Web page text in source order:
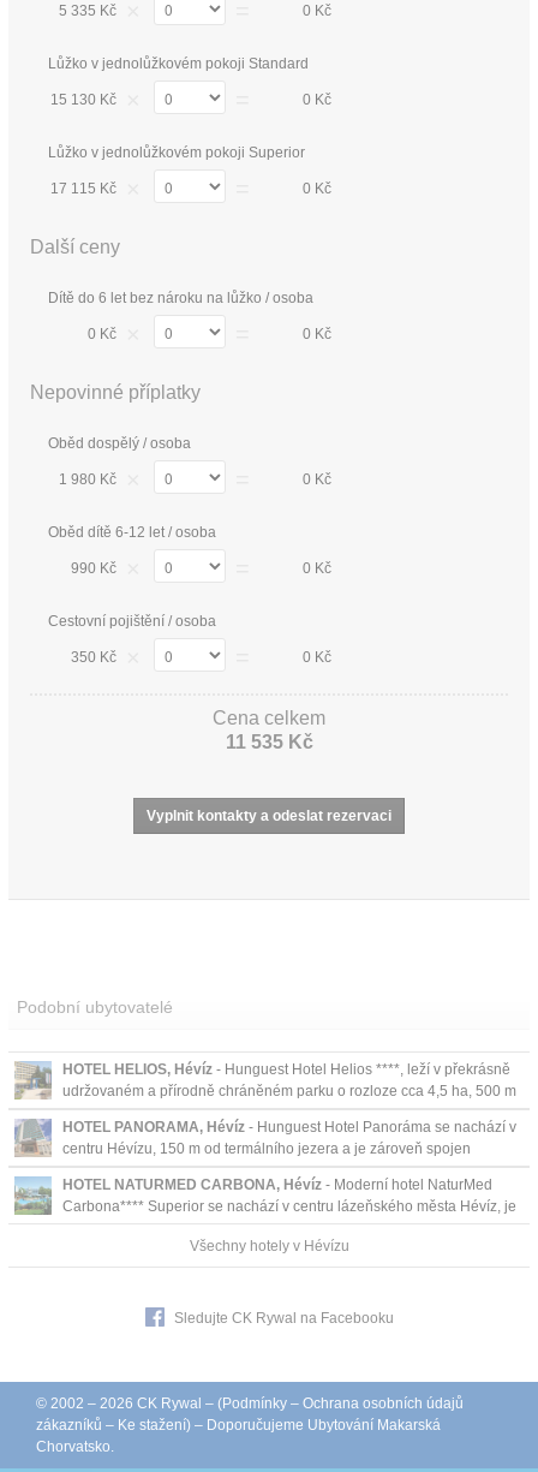
5 335 Kč 0 Kč
Lůžko v jednolůžkovém pokoji Standard
15 130 Kč 0 Kč
Lůžko v jednolůžkovém pokoji Superior
17 115 Kč 0 Kč
Další ceny
Dítě do 6 let bez nároku na lůžko / osoba
0 Kč 0 Kč
Nepovinné příplatky
Oběd dospělý / osoba
1 980 Kč 0 Kč
Oběd dítě 6-12 let / osoba
990 Kč 0 Kč
Cestovní pojištění / osoba
350 Kč 0 Kč
Cena celkem
11 535 Kč
Podobní ubytovatelé
HOTEL HELIOS, Hévíz - Hunguest Hotel Helios ****, leží v překrásně
udržovaném a přírodně chráněném parku o rozloze cca 4,5 ha, 500 m
od centra Hévízu i od lé...
HOTEL PANORAMA, Hévíz - Hunguest Hotel Panoráma se nachází v
centru Hévízu, 150 m od termálního jezera a je zároveň spojen
vytápěnou chodbou k léčebnému bazénu...
HOTEL NATURMED CARBONA, Hévíz - Moderní hotel NaturMed
Carbona**** Superior se nachází v centru lázeňského města Hévíz, je
obklopen rozlehlým parkem.
Všechny hotely v Hévízu
Sledujte CK Rywal na Facebooku
© 2002 – 2026 CK Rywal – (Podmínky – Ochrana osobních údajů
zákazníků – Ke stažení) – Doporučujeme Ubytování Makarská
Chorvatsko